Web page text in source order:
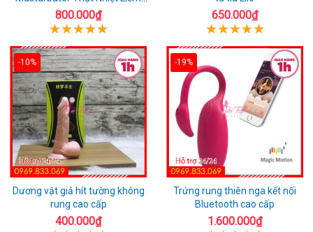
Rung
800.000₫ 650.000₫
-10%
Dương vật giả hít tường không
rung cao cấp
400.000₫
-19%
Trứng rung thiên nga kết nối
Bluetooth cao cấp
1.600.000₫